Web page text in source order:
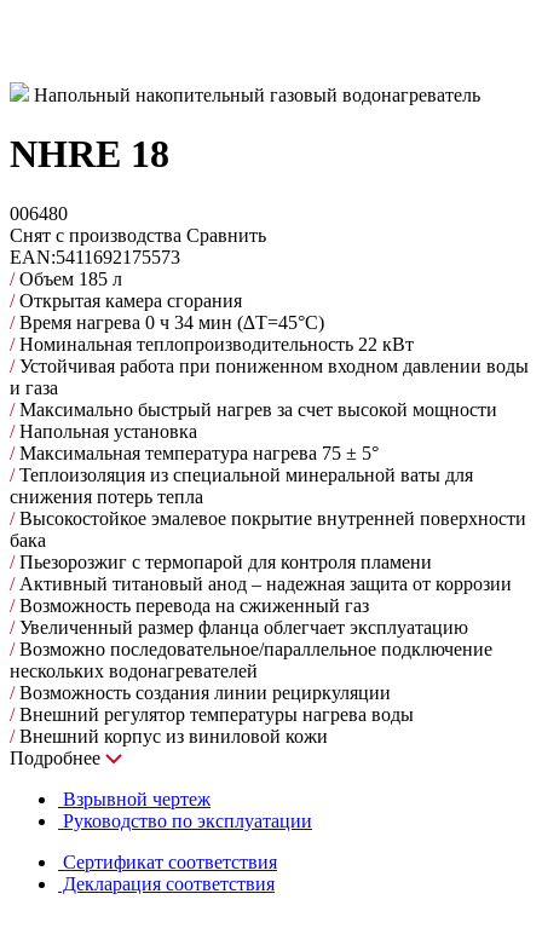
Напольный накопительный газовый водонагреватель
NHRE 18
006480
Снят с производства Сравнить
EAN:5411692175573
/Объем 185 л
/Открытая камера сгорания
/Время нагрева 0 ч 34 мин (∆Т=45°С)
/Номинальная теплопроизводительность 22 кВт
/Устойчивая работа при пониженном входном давлении воды
и газа
/Максимально быстрый нагрев за счет высокой мощности
/Напольная установка
/Максимальная температура нагрева 75 ± 5°
/Теплоизоляция из специальной минеральной ваты для
снижения потерь тепла
/Высокостойкое эмалевое покрытие внутренней поверхности
бака
/Пьезорозжиг с термопарой для контроля пламени
/Активный титановый анод – надежная защита от коррозии
/Возможность перевода на сжиженный газ
/Увеличенный размер фланца облегчает эксплуатацию
/Возможно последовательное/параллельное подключение
нескольких водонагревателей
/Возможность создания линии рециркуляции
/Внешний регулятор температуры нагрева воды
/Внешний корпус из виниловой кожи
Подробнее
Взрывной чертеж
Руководство по эксплуатации
Сертификат соответствия
Декларация соответствия